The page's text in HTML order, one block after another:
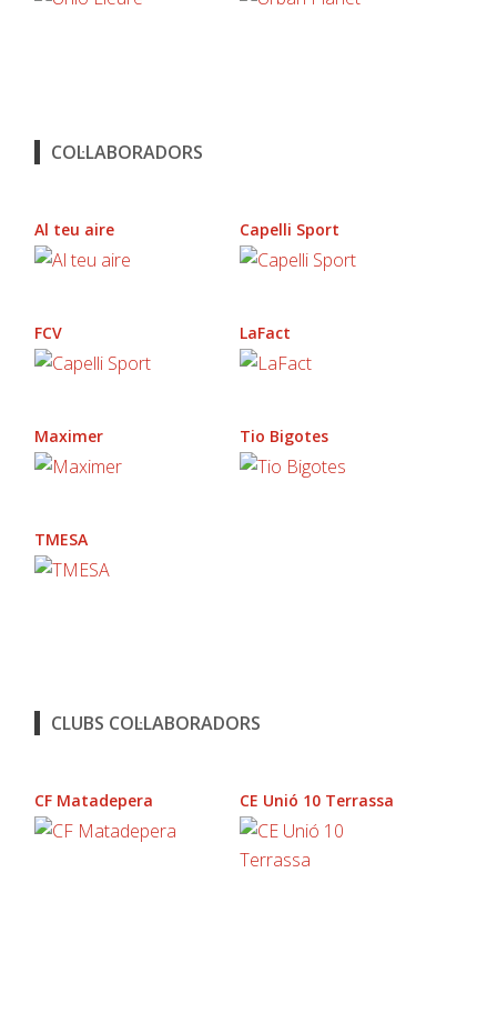
COL·LABORADORS
Al teu aire Capelli Sport
FCV LaFact
Maximer Tio Bigotes
TMESA
CLUBS COL·LABORADORS
CF Matadepera CE Unió 10 Terrassa